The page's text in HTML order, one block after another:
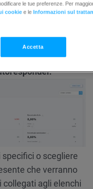
o scegliere
che verranno
agli elenchi
le tue preferenze. Per
cookiee le Informazioni sul
Accetta